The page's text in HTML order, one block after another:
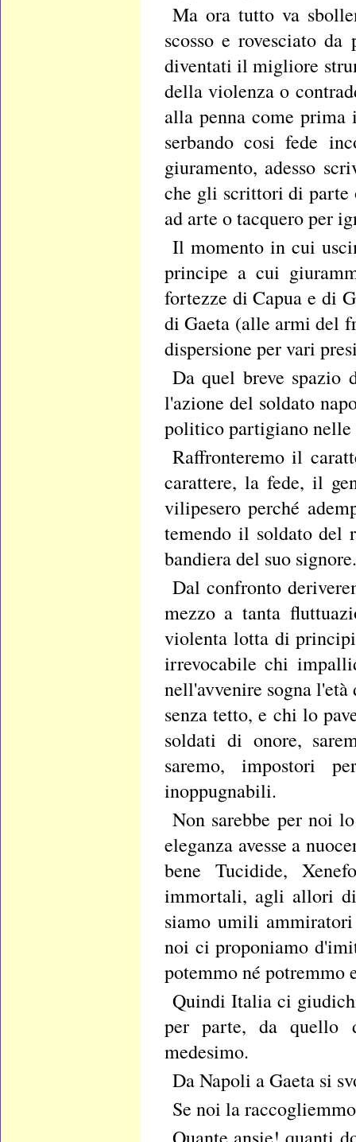
Ma ora tutto va
scosso e rovesciato
diventati il migliore
della violenza o
alla penna come
serbando cosi fede
giuramento, adesso
che gli scrittori di parte
ad arte o tacquero per
Il momento in cui
principe a cui
fortezze di Capua e di
di Gaeta (alle armi del
dispersione per vari
Da quel breve
l'azione del soldato
politico partigiano nelle
Raffronteremo il
carattere, la fede, il
vilipesero perché
temendo il soldato del
bandiera del suo signore.
Dal confronto
mezzo a tanta
violenta lotta di principi
irrevocabile chi
nell'avvenire sogna
senza tetto, e chi lo
soldati di onore,
saremo, impostori
inoppugnabili.
Non sarebbe per noi
eleganza avesse a
bene Tucidide,
immortali, agli allori
siamo umili
noi ci proponiamo
potemmo né potremmo
Quindi Italia ci
per parte, da quello
medesimo.
Da Napoli a Gaeta si
Se noi la